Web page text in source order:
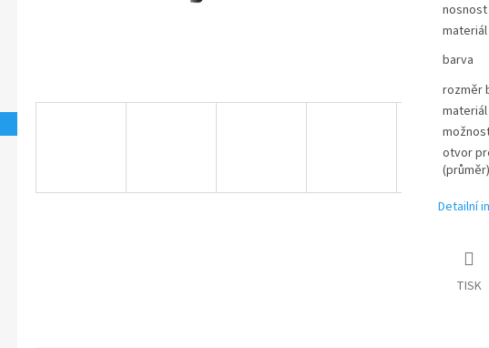
nosnost
materiál
barva
rozměr
otvor
(průměr)
Detailní
TISK